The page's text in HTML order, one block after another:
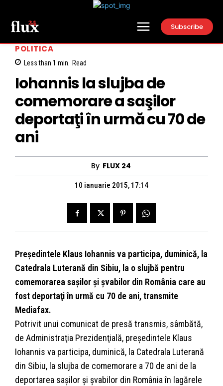
Subscribe
POLITICA
Less than 1 min. Read
Iohannis la slujba de
comemorare a saşilor
deportaţi în urmă cu 70 de
ani
By FLUX 24
10 ianuarie 2015, 17:14
Preşedintele Klaus Iohannis va participa, duminică, la
Catedrala Luterană din Sibiu, la o slujbă pentru
comemorarea saşilor şi şvabilor din România care au
fost deportaţi în urmă cu 70 de ani, transmite
Mediafax.
Potrivit unui comunicat de presă transmis, sâmbătă,
de Administraţia Prezidenţială, preşedintele Klaus
Iohannis va participa, duminică, la Catedrala Luterană
din Sibiu, la slujba de comemorare a 70 de ani de la
deportarea saşilor şi şvabilor din România în lagărele